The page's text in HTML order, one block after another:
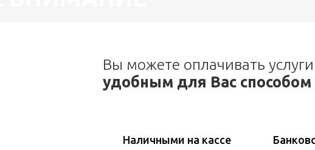
Вы можете оплачивать
удобным для Вас способом
Наличными на кассе